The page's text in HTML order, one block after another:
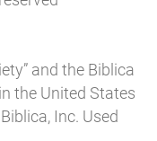
and the Biblica
the United States
Inc. Used